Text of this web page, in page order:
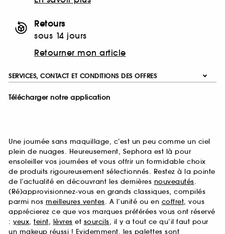
Retours
sous 14 jours
Retourner mon article
SERVICES, CONTACT ET CONDITIONS DES OFFRES
Télécharger notre application
Une journée sans maquillage, c’est un peu comme un ciel
plein de nuages. Heureusement, Sephora est là pour
ensoleiller vos journées et vous offrir un formidable choix
de produits rigoureusement sélectionnés. Restez à la pointe
de l’actualité en découvrant les dernières nouveautés.
(Ré)approvisionnez-vous en grands classiques, compilés
parmi nos meilleures ventes. A l’unité ou en coffret, vous
apprécierez ce que vos marques préférées vous ont réservé
: yeux, teint, lèvres et sourcils, il y a tout ce qu’il faut pour
un makeup réussi ! Evidemment, les palettes sont